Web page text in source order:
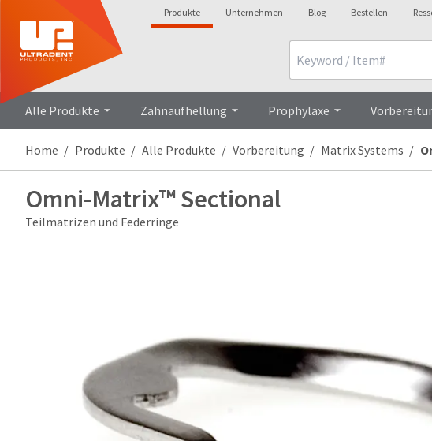
Produkte Unternehmen Blog Bestellen
Alle Produkte Zahnaufhellung Prophylaxe
Home Produkte Alle Produkte Vorbereitung Matrix Systems
Omni-Matrix™ Sectional
Teilmatrizen und Federringe